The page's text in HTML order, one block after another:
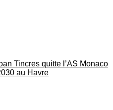
Tincres quitte l’AS Monaco
au Havre